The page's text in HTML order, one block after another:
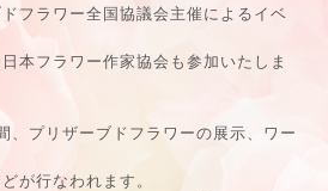
フラワー全国協議会主催によるイベ
本フラワー作家協会も参加いたしま
、プリザーブドフラワーの展示、ワー
が行なわれます。